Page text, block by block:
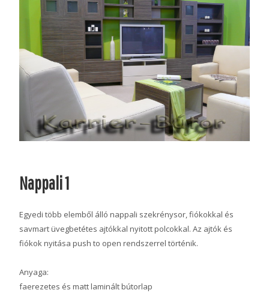
Nappali 1
Egyedi több elemből álló nappali szekrénysor, fiókokkal és
savmart üvegbetétes ajtókkal nyitott polcokkal. Az ajtók és
fiókok nyitása push to open rendszerrel történik.
Anyaga:
faerezetes és matt laminált bútorlap